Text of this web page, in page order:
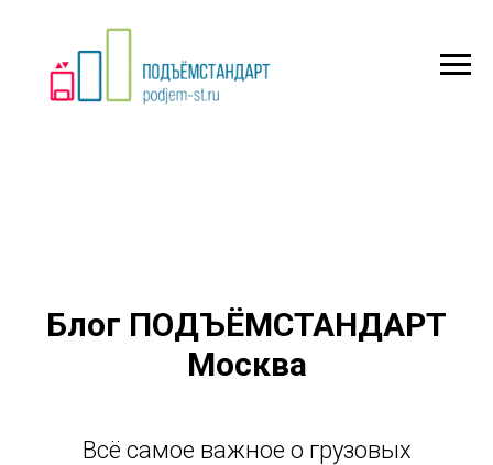
Блог ПОДЪЁМСТАНДАРТ
Москва
Всё самое важное о грузовых